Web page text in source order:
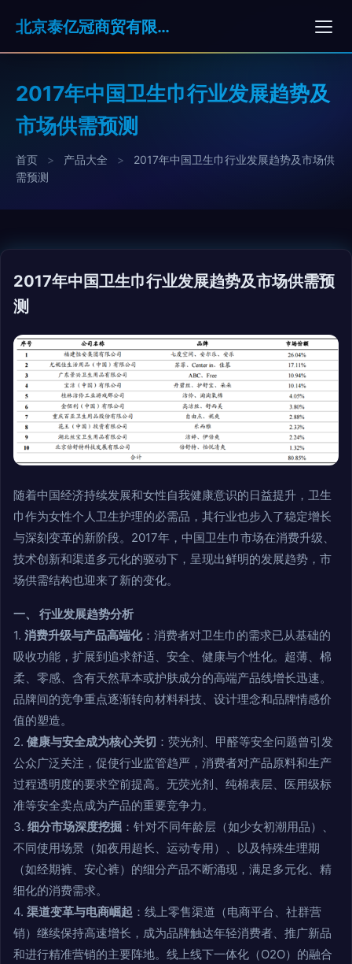
北京泰亿冠商贸有限公司
2017年中国卫生巾行业发展趋势及
市场供需预测
首页 > 产品大全 >
2017年中国卫生巾行业发展趋势及市场供
需预测
2017年中国卫生巾行业发展趋势及市场供需预
测
随着中国经济持续发展和女性自我健康意识的日益提升，卫生
巾作为女性个人卫生护理的必需品，其行业也步入了稳定增长
与深刻变革的新阶段。2017年，中国卫生巾市场在消费升级、
技术创新和渠道多元化的驱动下，呈现出鲜明的发展趋势，市
场供需结构也迎来了新的变化。
一、 行业发展趋势分析
1. 消费升级与产品高端化：消费者对卫生巾的需求已从基础的
吸收功能，扩展到追求舒适、安全、健康与个性化。超薄、棉
柔、零感、含有天然草本或护肤成分的高端产品线增长迅速。
品牌间的竞争重点逐渐转向材料科技、设计理念和品牌情感价
值的塑造。
2. 健康与安全成为核心关切 ：荧光剂、甲醛等安全问题曾引发
公众广泛关注，促使行业监管趋严，消费者对产品原料和生产
过程透明度的要求空前提高。无荧光剂、纯棉表层、医用级标
准等安全卖点成为产品的重要竞争力。
3. 细分市场深度挖掘 ：针对不同年龄层（如少女初潮用品）、
不同使用场景（如夜用超长、运动专用）、以及特殊生理期
（如经期裤、安心裤）的细分产品不断涌现，满足多元化、精
细化的消费需求。
4. 渠道变革与电商崛起 ：线上零售渠道（电商平台、社群营
销）继续保持高速增长，成为品牌触达年轻消费者、推广新品
和进行精准营销的主要阵地。线上线下一体化（O2O）的融合